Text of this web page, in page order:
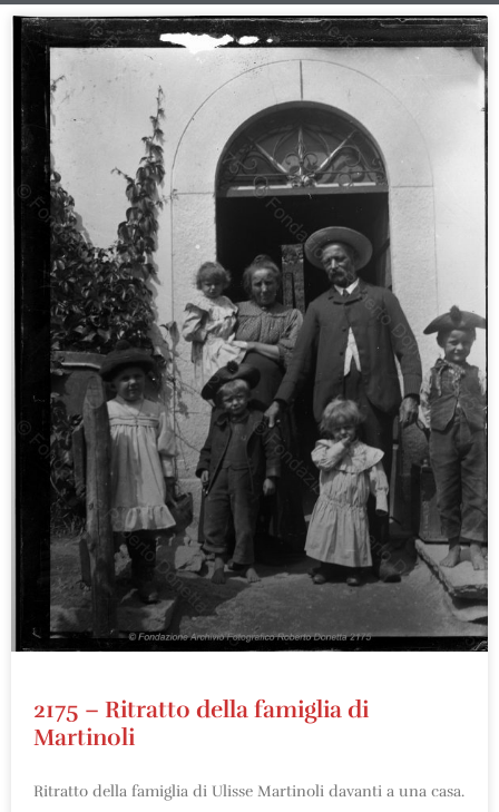
2175 – Ritratto della famiglia di
Martinoli
Ritratto della famiglia di Ulisse Martinoli davanti a una casa.